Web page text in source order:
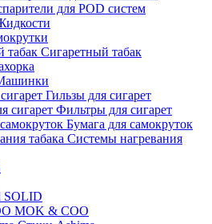
для POD систем
Сигаретный табак
Гильзы для сигарет
Фильтры для сигарет
Бумага для самокруток
Системы нагревания
SOLID
MOK & COO